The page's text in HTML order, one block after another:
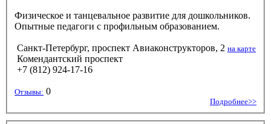
Физическое и танцевальное развитие для дошкольников.
Опытные педагоги с профильным образованием.
Санкт-Петербург, проспект Авиаконструкторов, 2 на карте
Комендантский проспект
+7 (812) 924-17-16
Отзывы: 0
Подробнее>>